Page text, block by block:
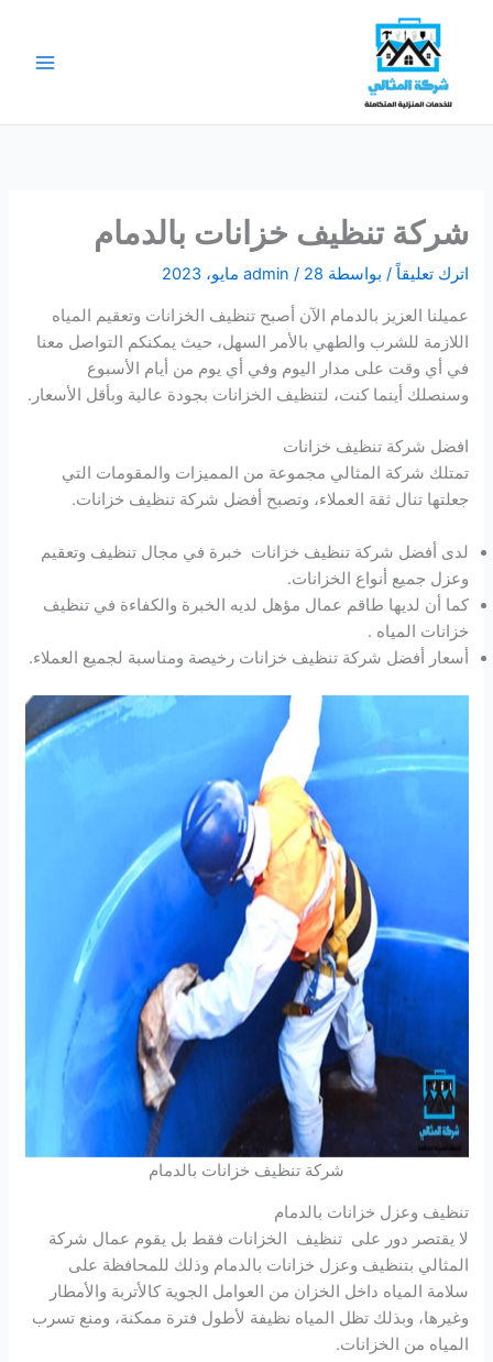
المحتوى
شركة تنظيف خزانات بالدمام
اترك تعليقاً / بواسطة admin / 28 مايو، 2023
عميلنا العزيز بالدمام الآن أصبح تنظيف الخزانات وتعقيم المياه
اللازمة للشرب والطهي بالأمر السهل، حيث يمكنكم التواصل معنا
في أي وقت على مدار اليوم وفي أي يوم من أيام الأسبوع
وسنصلك أينما كنت، لتنظيف الخزانات بجودة عالية وبأقل الأسعار.
افضل شركة تنظيف خزانات
تمتلك شركة المثالي مجموعة من المميزات والمقومات التي
جعلتها تنال ثقة العملاء، وتصبح أفضل شركة تنظيف خزانات.
لدى أفضل شركة تنظيف خزانات خبرة في مجال تنظيف وتعقيم
وعزل جميع أنواع الخزانات.
كما أن لديها طاقم عمال مؤهل لديه الخبرة والكفاءة في تنظيف
خزانات المياه .
أسعار أفضل شركة تنظيف خزانات رخيصة ومناسبة لجميع العملاء.
شركة تنظيف خزانات بالدمام
تنظيف وعزل خزانات بالدمام
لا يقتصر دور على تنظيف الخزانات فقط بل يقوم عمال شركة
المثالي بتنظيف وعزل خزانات بالدمام وذلك للمحافظة على
سلامة المياه داخل الخزان من العوامل الجوية كالأتربة والأمطار
وغيرها، وبذلك تظل المياه نظيفة لأطول فترة ممكنة، ومنع تسرب
المياه من الخزانات.